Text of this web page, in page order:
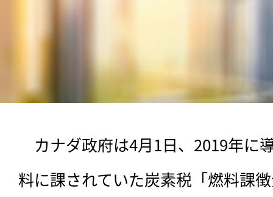
カナダ政府は4月1日、2019年に
料に課されていた炭素税「燃料課